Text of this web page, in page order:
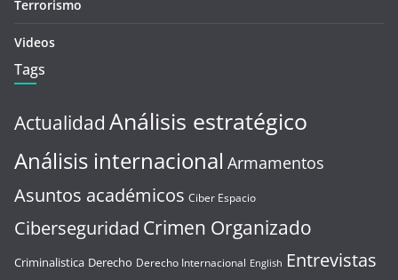
Terrorismo
Videos
Tags
Actualidad Análisis estratégico
Análisis internacional Armamentos
Asuntos académicos Ciber Espacio
Ciberseguridad Crimen Organizado
Criminalistica Derecho Derecho Internacional English Entrevistas